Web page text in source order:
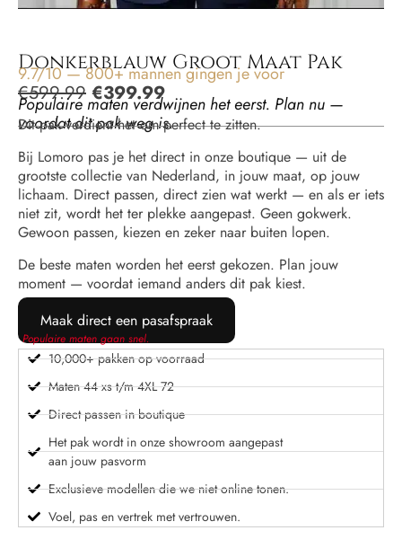
Donkerblauw Groot Maat Pak
9.7/10 — 800+ mannen gingen je voor
€599.99 €399.99
Populaire maten verdwijnen het eerst. Plan nu —
voordat dit pak weg is.
Dit pak verdient het om perfect te zitten.
Bij Lomoro pas je het direct in onze boutique — uit de
grootste collectie van Nederland, in jouw maat, op jouw
lichaam. Direct passen, direct zien wat werkt — en als er iets
niet zit, wordt het ter plekke aangepast. Geen gokwerk.
Gewoon passen, kiezen en zeker naar buiten lopen.
De beste maten worden het eerst gekozen. Plan jouw
moment — voordat iemand anders dit pak kiest.
Maak direct een pasafspraak
Populaire maten gaan snel.
10,000+ pakken op voorraad
Maten 44 xs t/m 4XL 72
Direct passen in boutique
Het pak wordt in onze showroom aangepast
aan jouw pasvorm
Exclusieve modellen die we niet online tonen.
Voel, pas en vertrek met vertrouwen.